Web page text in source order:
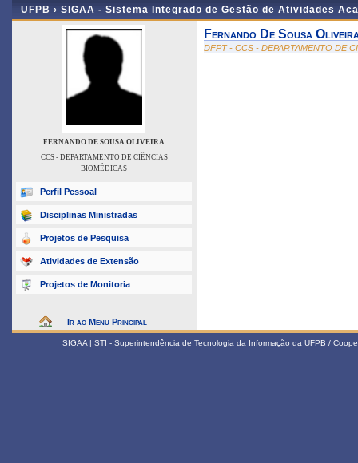
UFPB › SIGAA - Sistema Integrado de Gestão de Atividades
FERNANDO DE SOUSA OLIVEIRA
CCS - DEPARTAMENTO DE CIÊNCIAS
BIOMÉDICAS
Perfil Pessoal
Disciplinas Ministradas
Projetos de Pesquisa
Atividades de Extensão
Projetos de Monitoria
Ir ao Menu Principal
Fernando De Sousa
DFPT - CCS - DEPARTAMENTO DE
SIGAA | STI - Superintendência de Tecnologia da Informação da UFPB /